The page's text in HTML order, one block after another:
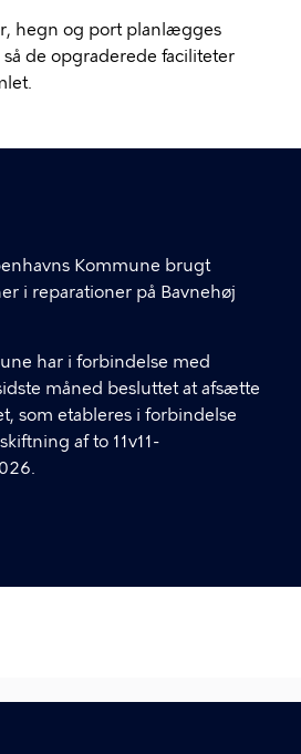
hegn og port planlægges
de opgraderede faciliteter
Kommune brugt
i reparationer på Bavnehøj
har i forbindelse med
måned besluttet at afsætte
som etableres i forbindelse
af to 11v11-